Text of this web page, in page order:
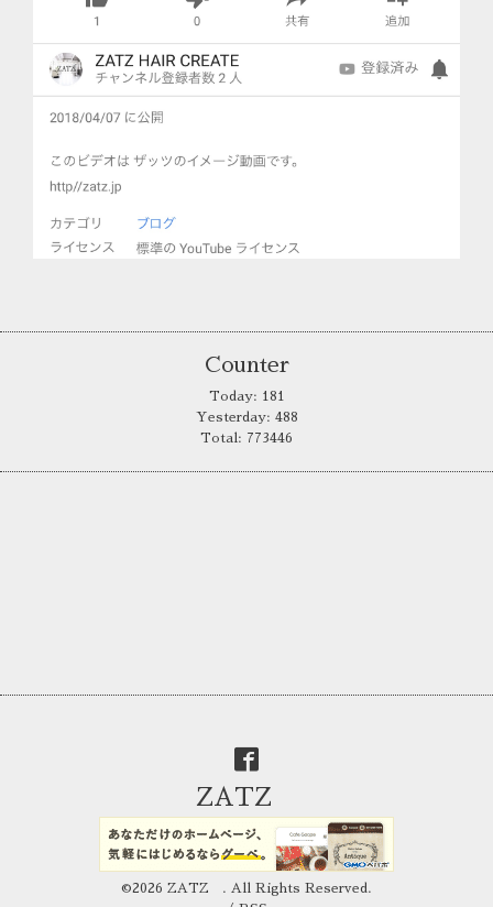
Counter
Today: 181
Yesterday: 488
Total: 773446
ZATZ
©2026 ZATZ . All Rights Reserved.